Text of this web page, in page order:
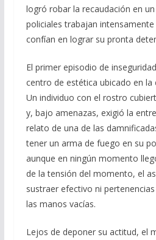
logró robar la recaudación en
policiales trabajan
confían en lograr su pronta
El primer episodio de
centro de estética ubicado en la
Un individuo con el rostro
y, bajo amenazas, exigió la
relato de una de las
tener un arma de fuego en su
aunque en ningún momento
de la tensión del momento, el
sustraer efectivo ni
las manos vacías.
Lejos de deponer su actitud, el